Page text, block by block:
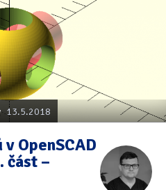
13.5.2018
OpenSCAD
část –